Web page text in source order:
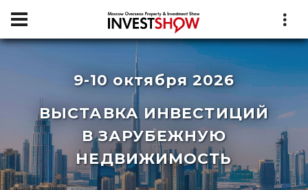
9-10 октября 2026
ВЫСТАВКА ИНВЕСТИЦИЙ
В ЗАРУБЕЖНУЮ
НЕДВИЖИМОСТЬ